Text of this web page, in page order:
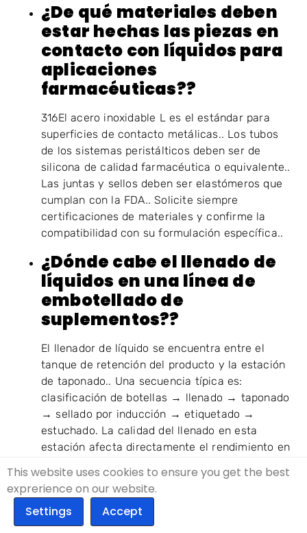
¿De qué materiales deben
estar hechas las piezas en
contacto con líquidos para
aplicaciones
farmacéuticas??
316El acero inoxidable L es el estándar para
superficies de contacto metálicas.. Los tubos
de los sistemas peristálticos deben ser de
silicona de calidad farmacéutica o equivalente..
Las juntas y sellos deben ser elastómeros que
cumplan con la FDA.. Solicite siempre
certificaciones de materiales y confirme la
compatibilidad con su formulación específica..
¿Dónde cabe el llenado de
líquidos en una línea de
embotellado de
suplementos??
El llenador de líquido se encuentra entre el
tanque de retención del producto y la estación
de taponado.. Una secuencia típica es:
clasificación de botellas → llenado → taponado
→ sellado por inducción → etiquetado →
estuchado. La calidad del llenado en esta
estación afecta directamente el rendimiento en
¿Qué precisión de llenado
debo esperar??
This website uses cookies to ensure you get the best
exprerience on our website.